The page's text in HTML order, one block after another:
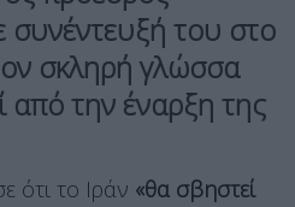
συνέντευξή του στο
σκληρή γλώσσα
από την έναρξη της
ότι το Ιράν «θα σβηστεί